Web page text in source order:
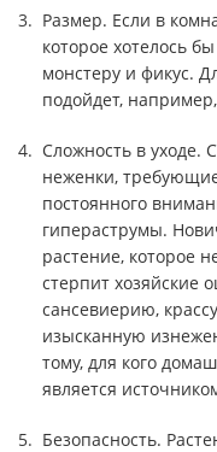
Размер. Если в
которое хотелось
монстеру и фикус.
подойдет,
Сложность в уходе.
неженки,
постоянного
гипераструмы.
растение, которое
стерпит хозяйские
сансевиерию,
изысканную
тому, для кого
является
Безопасность.